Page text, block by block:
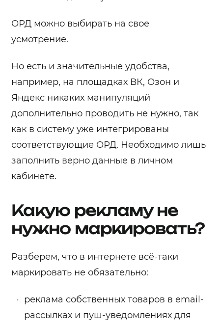
ОРД можно выбирать на свое
усмотрение.
Но есть и значительные удобства,
например, на площадках ВК, Озон и
Яндекс никаких манипуляций
дополнительно проводить не нужно, так
как в систему уже интегрированы
соответствующие ОРД. Необходимо лишь
заполнить верно данные в личном
кабинете.
Какую рекламу не
нужно маркировать?
Разберем, что в интернете всё-таки
маркировать не обязательно:
реклама собственных товаров в email-
рассылках и пуш-уведомлениях для